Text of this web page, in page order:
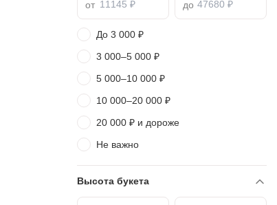
от до
До 3 000 ₽
3 000–5 000 ₽
5 000–10 000 ₽
10 000–20 000 ₽
20 000 ₽ и дороже
Не важно
Высота букета